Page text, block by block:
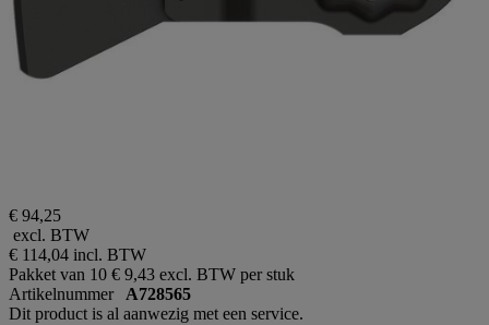
€ 94,25
excl. BTW
€ 114,04 incl. BTW
Pakket van 10 € 9,43 excl. BTW per stuk
Artikelnummer A728565
Dit product is al aanwezig met een service.